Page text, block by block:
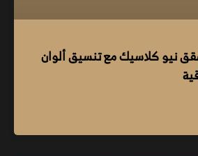
نيو كلاسيك مع تنسيق ألوان